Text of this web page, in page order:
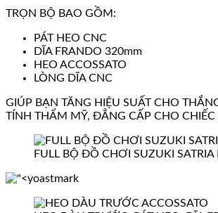
TRỌN BỘ BAO GỒM:
PÁT HEO CNC
DĨA FRANDO 320mm
HEO ACCOSSATO
LÒNG DĨA CNC
GIÚP BẠN TĂNG HIỆU SUẤT CHO
TÍNH THẨM MỸ, ĐẲNG CẤP CHO CHIẾC
FULL BỘ ĐỒ CHƠI SUZUKI SATRIA